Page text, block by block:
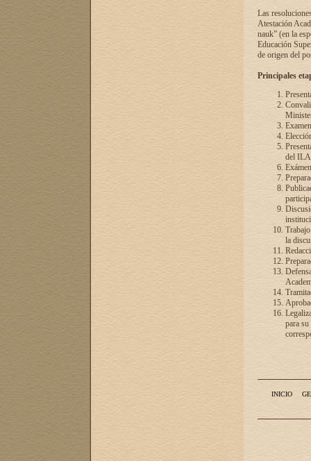
Las
Atestación
nauk” (en la
Educación
de origen del
Principales
del
la
para
INICIO